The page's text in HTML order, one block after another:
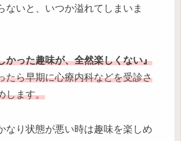
ないと、いつか溢れてしまいま
かった趣味が、全然楽しくない』
たら早期に心療内科などを受診さ
します。
なり状態が悪い時は趣味を楽しめ